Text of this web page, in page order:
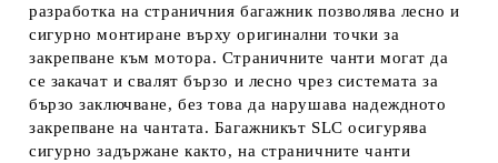
разработка на страничния багажник позволява лесно и
сигурно монтиране върху оригинални точки за
закрепване към мотора. Страничните чанти могат да
се закачат и свалят бързо и лесно чрез системата за
бързо заключване, без това да нарушава надеждното
закрепване на чантата. Багажникът SLC осигурява
сигурно задържане както, на страничните чанти